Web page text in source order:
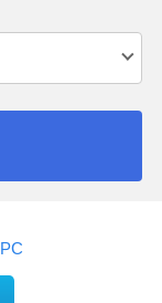
PC